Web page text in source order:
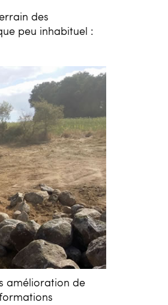
des
peu inhabituel :
amélioration de